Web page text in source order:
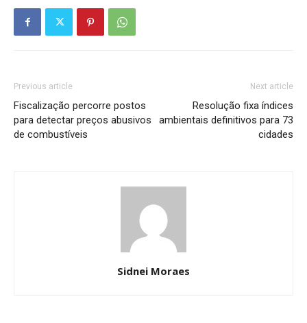
Previous article
Fiscalização percorre postos
para detectar preços abusivos
de combustíveis
Next article
Resolução fixa índices
ambientais definitivos para 73
cidades
Sidnei Moraes